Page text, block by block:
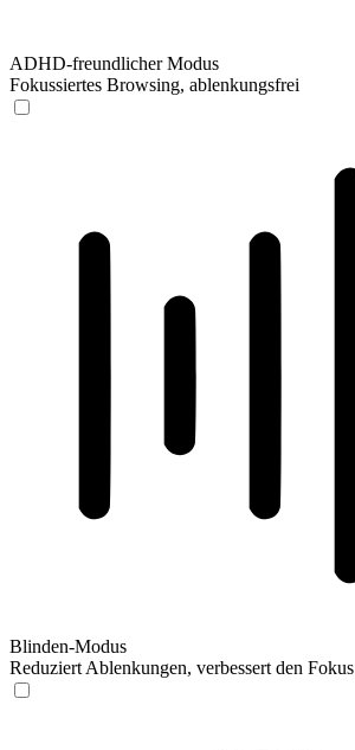
ADHD-freundlicher Modus
Fokussiertes Browsing, ablenkungsfrei
Blinden-Modus
Reduziert Ablenkungen, verbessert den Fokus